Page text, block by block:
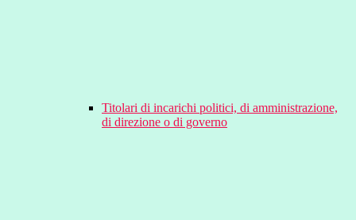
Titolari di incarichi politici, di amministrazione,
di direzione o di governo